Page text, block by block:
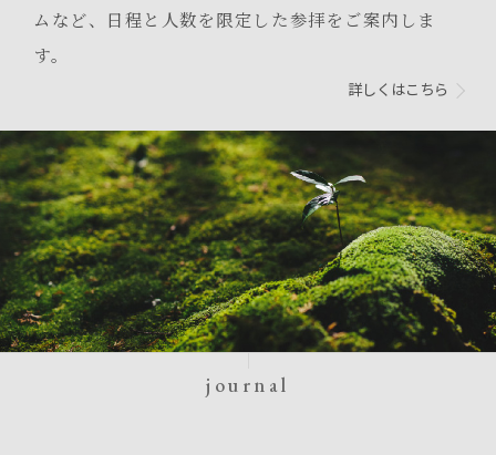
ムなど、日程と人数を限定した参拝をご案内しま
す。
詳しくはこちら
journal